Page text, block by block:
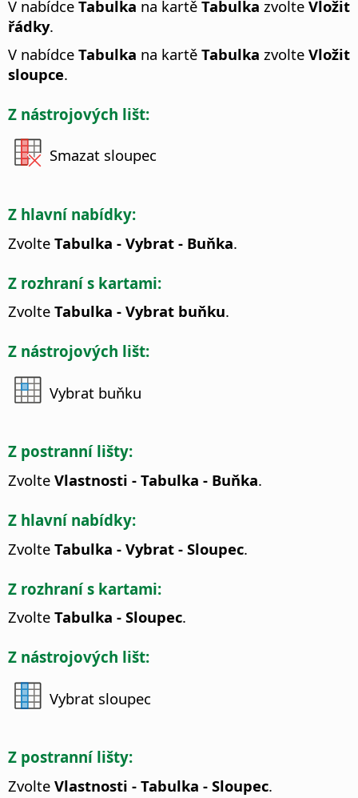
V nabídce Tabulka na kartě Tabulka zvolte Vložit
řádky.
V nabídce Tabulka na kartě Tabulka zvolte Vložit
sloupce.
Z nástrojových lišt:
Smazat sloupec
Z hlavní nabídky:
Zvolte Tabulka - Vybrat - Buňka.
Z rozhraní s kartami:
Zvolte Tabulka - Vybrat buňku.
Z nástrojových lišt:
Vybrat buňku
Z postranní lišty:
Zvolte Vlastnosti - Tabulka - Buňka.
Z hlavní nabídky:
Zvolte Tabulka - Vybrat - Sloupec.
Z rozhraní s kartami:
Zvolte Tabulka - Sloupec.
Z nástrojových lišt:
Vybrat sloupec
Z postranní lišty:
Zvolte Vlastnosti - Tabulka - Sloupec.